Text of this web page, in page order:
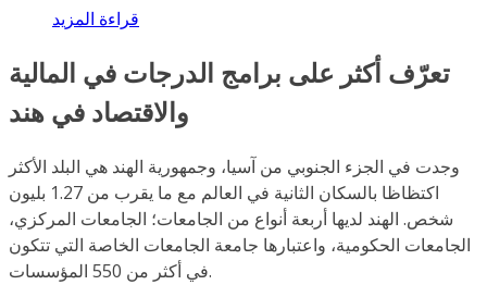
قراءة المزيد
تعرّف أكثر على برامج الدرجات في المالية
والاقتصاد في هند
وجدت في الجزء الجنوبي من آسيا، وجمهورية الهند هي البلد الأكثر
اكتظاظا بالسكان الثانية في العالم مع ما يقرب من 1.27 بليون
شخص. الهند لديها أربعة أنواع من الجامعات؛ الجامعات المركزي،
الجامعات الحكومية، واعتبارها جامعة الجامعات الخاصة التي تتكون
في أكثر من 550 المؤسسات.